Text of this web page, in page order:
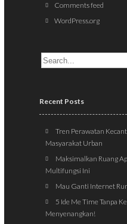
Comments feed
WordPress.org
Recent Posts
Tren Perawatan
Masyarakat Urban
Maksimalkan Ruang
Multifungsi Ini
Mau Ganti Internet
5 Ide Me Time Tanpa
Menyenangkan!